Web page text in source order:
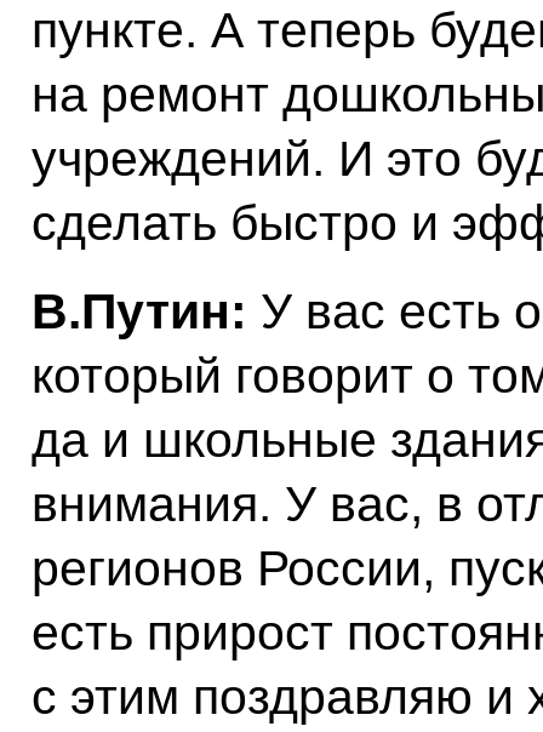
пункте. А теперь
на ремонт
учреждений. И это
сделать быстро и
В.Путин: У вас есть
который говорит о
да и школьные
внимания. У вас, в
регионов России,
есть прирост
с этим поздравляю и